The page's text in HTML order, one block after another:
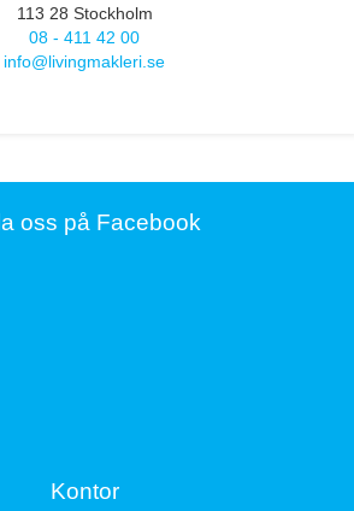
113 28 Stockholm
08 - 411 42 00
info@livingmakleri.se
oss på Facebook
Kontor